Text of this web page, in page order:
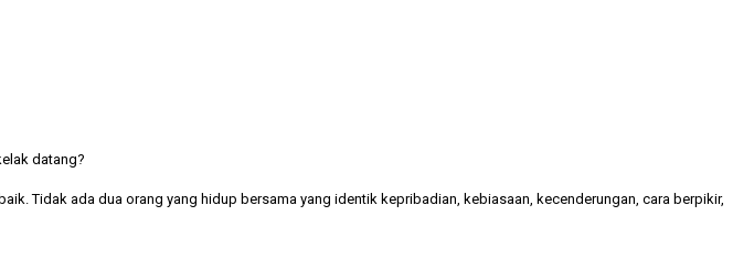
datang?
Tidak ada dua orang yang hidup bersama yang identik kepribadian, kebiasaan, kecenderungan, cara berpikir,